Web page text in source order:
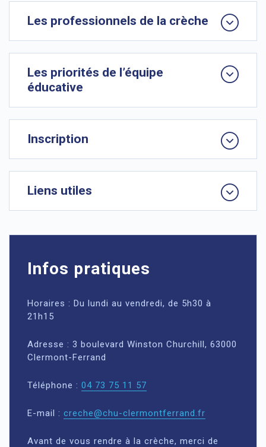
Les professionnels de la crèche
Les priorités de l’équipe
éducative
Inscription
Liens utiles
Infos pratiques
Horaires : Du lundi au vendredi, de 5h30 à
21h15
Adresse : 3 boulevard Winston Churchill, 63000
Clermont-Ferrand
Téléphone : 04 73 75 11 57
E-mail : creche@chu-clermontferrand.fr
Avant de vous rendre à la crèche, merci de